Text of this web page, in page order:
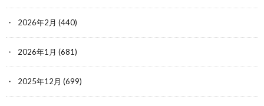
2026年2月 (440)
2026年1月 (681)
2025年12月 (699)